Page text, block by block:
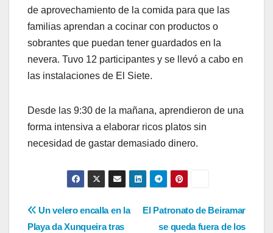
de aprovechamiento de la comida para que las
familias aprendan a cocinar con productos o
sobrantes que puedan tener guardados en la
nevera. Tuvo 12 participantes y se llevó a cabo en
las instalaciones de El Siete.
Desde las 9:30 de la mañana, aprendieron de una
forma intensiva a elaborar ricos platos sin
necesidad de gastar demasiado dinero.
Navegación
El Patronato de Beiramar
se queda fuera de los
Un velero encalla en la
Playa da Xunqueira tras